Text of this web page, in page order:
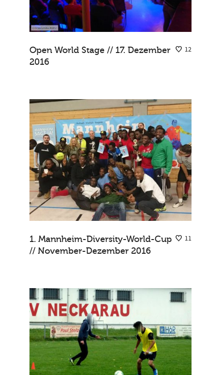
12
Open World Stage // 17. Dezember
2016
11
1. Mannheim-Diversity-World-Cup
// November-Dezember 2016